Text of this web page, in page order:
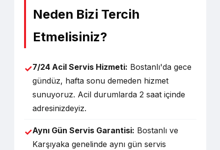
Neden Bizi Tercih
Etmelisiniz?
✓7/24 Acil Servis Hizmeti: Bostanlı'da gece
gündüz, hafta sonu demeden hizmet
sunuyoruz. Acil durumlarda 2 saat içinde
adresinizdeyiz.
✓Aynı Gün Servis Garantisi: Bostanlı ve
Karşıyaka genelinde aynı gün servis